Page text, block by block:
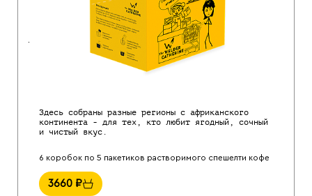
Здесь собраны разные регионы с африканского
континента - для тех, кто любит ягодный, сочный
и чистый вкус.
6 коробок по 5 пакетиков растворимого спешелти кофе
3660 ₽